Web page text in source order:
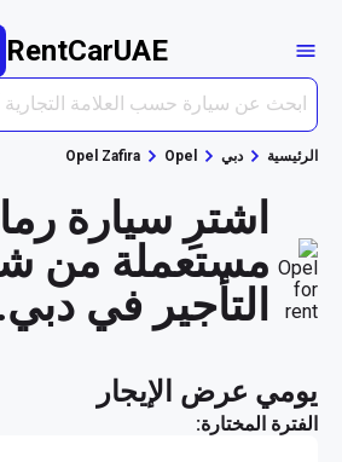
RentCarUAE
الرئيسية دبي Opel
Opel Zafira
مستعملة من
التأجير في
يومي عرض الإيجار
الفترة المختارة: